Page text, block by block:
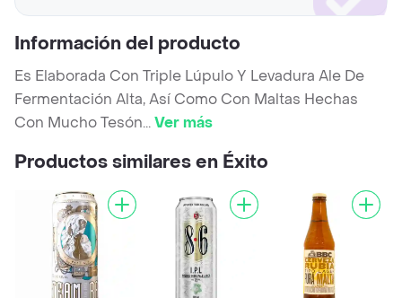
Información del producto
Es Elaborada Con Triple Lúpulo Y Levadura Ale De
Fermentación Alta, Así Como Con Maltas Hechas
Con Mucho Tesón...Ver más
Productos similares en Éxito